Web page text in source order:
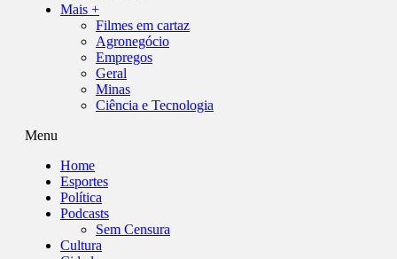
Mais +
Filmes em cartaz
Agronegócio
Empregos
Geral
Minas
Ciência e Tecnologia
Menu
Home
Esportes
Política
Podcasts
Sem Censura
Cultura